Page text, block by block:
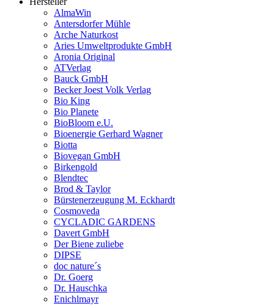
AlmaWin
Antersdorfer Mühle
Arche Naturkost
Aries Umweltprodukte GmbH
Aronia Original
ATVerlag
Bauck GmbH
Becker Joest Volk Verlag
Bio King
Bio Planete
BioBloom e.U.
Bioenergie Gerhard Wagner
Biotta
Biovegan GmbH
Birkengold
Blendtec
Brod & Taylor
Bürstenerzeugung M. Eckhardt
Cosmoveda
CYCLADIC GARDENS
Davert GmbH
Der Biene zuliebe
DIPSE
doc nature´s
Dr. Goerg
Dr. Hauschka
Enichlmayr